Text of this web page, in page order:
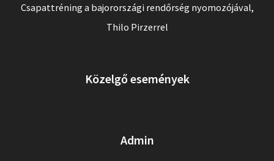
Csapattréning a bajorországi rendőrség nyomozójával,
Thilo Pirzerrel
Közelgő események
Admin